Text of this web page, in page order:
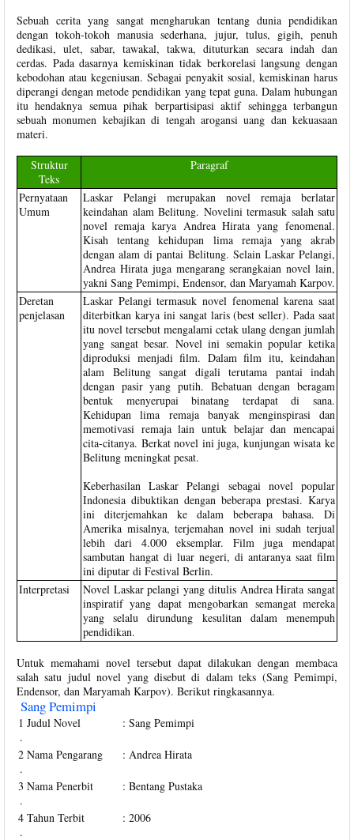
Sebuah cerita yang sangat mengharukan tentang dunia pendidikan
dengan tokoh-tokoh manusia sederhana, jujur, tulus, gigih, penuh
dedikasi, ulet, sabar, tawakal, takwa, dituturkan secara indah dan
cerdas. Pada dasarnya kemiskinan tidak berkorelasi langsung dengan
kebodohan atau kegeniusan. Sebagai penyakit sosial, kemiskinan harus
diperangi dengan metode pendidikan yang tepat guna. Dalam hubungan
itu hendaknya semua pihak berpartisipasi aktif sehingga terbangun
sebuah monumen kebajikan di tengah arogansi uang dan kekuasaan
materi.
Struktur
Teks
Paragraf
Pernyataan
Umum
Laskar Pelangi merupakan novel remaja berlatar
keindahan alam Belitung. Novelini termasuk salah satu
novel remaja karya Andrea Hirata yang fenomenal.
Kisah tentang kehidupan lima remaja yang akrab
dengan alam di pantai Belitung. Selain Laskar Pelangi,
Andrea Hirata juga mengarang serangkaian novel lain,
yakni Sang Pemimpi, Endensor, dan Maryamah Karpov.
Deretan
penjelasan
Laskar Pelangi termasuk novel fenomenal karena saat
diterbitkan karya ini sangat laris (best seller). Pada saat
itu novel tersebut mengalami cetak ulang dengan jumlah
yang sangat besar. Novel ini semakin popular ketika
diproduksi menjadi film. Dalam film itu, keindahan
alam Belitung sangat digali terutama pantai indah
dengan pasir yang putih. Bebatuan dengan beragam
bentuk menyerupai binatang terdapat di sana.
Kehidupan lima remaja banyak menginspirasi dan
memotivasi remaja lain untuk belajar dan mencapai
cita-citanya. Berkat novel ini juga, kunjungan wisata ke
Belitung meningkat pesat.
Keberhasilan Laskar Pelangi sebagai novel popular
Indonesia dibuktikan dengan beberapa prestasi. Karya
ini diterjemahkan ke dalam beberapa bahasa. Di
Amerika misalnya, terjemahan novel ini sudah terjual
lebih dari 4.000 eksemplar. Film juga mendapat
sambutan hangat di luar negeri, di antaranya saat film
ini diputar di Festival Berlin.
Interpretasi
Novel Laskar pelangi yang ditulis Andrea Hirata sangat
inspiratif yang dapat mengobarkan semangat mereka
yang selalu dirundung kesulitan dalam menempuh
pendidikan.
Untuk memahami novel tersebut dapat dilakukan dengan membaca
salah satu judul novel yang disebut di dalam teks (Sang Pemimpi,
Endensor, dan Maryamah Karpov). Berikut ringkasannya.
Sang Pemimpi
1
.
Judul Novel : Sang Pemimpi
2
.
Nama Pengarang : Andrea Hirata
3
.
Nama Penerbit : Bentang Pustaka
4
.
Tahun Terbit : 2006